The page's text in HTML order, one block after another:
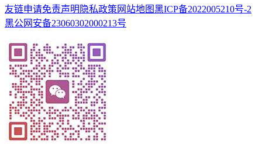
友链申请免责声明 隐私政策 网站地图黑ICP备2022005210号-2
黑公网安备23060302000213号